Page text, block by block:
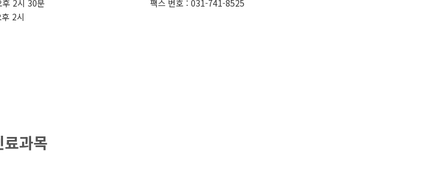
2시 30분
2시
팩스 번호 : 031-741-8525
료과목